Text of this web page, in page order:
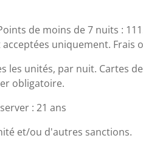
de moins de 7 nuits :
uniquement. Frais
les unités, par nuit. Cartes
obligatoire.
: 21 ans
et/ou d'autres sanctions.